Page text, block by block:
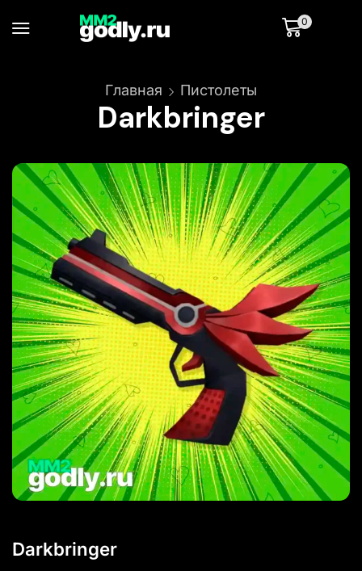
0
Главная Пистолеты
Darkbringer
Darkbringer